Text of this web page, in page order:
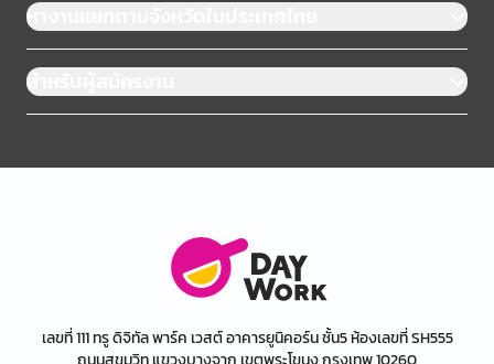
หางานแยกตามจังหวัดในประเทศไทย
สำหรับผู้สมัครงาน
เลขที่ 111 ทรู ดิจิทัล พาร์ค เวสต์ อาคารยูนิคอร์น ชั้น5 ห้องเลขที่ SH555